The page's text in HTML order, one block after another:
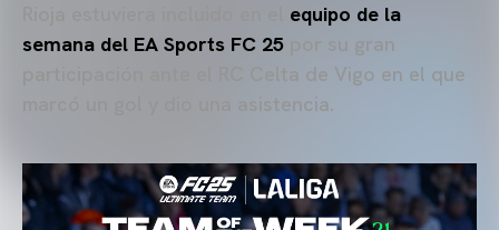
equipo de la
semana del EA Sports FC 25 por su gran
participación ante el RC Celta de Vigo en el que
marcó un gol y dio una asistencia.